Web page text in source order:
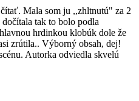
Mala som ju ,,zhltnutú" za 2
tak to bolo podla
hrdinkou klobúk dole že
zrútila.. Výborný obsah, dej!
Autorka odviedla skvelú